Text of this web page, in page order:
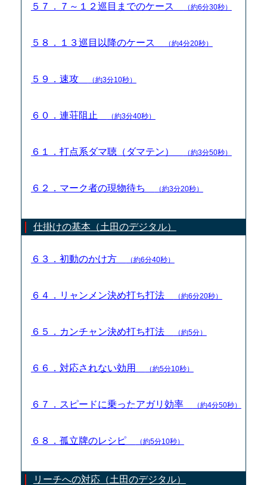
５７．７～１２巡目までのケース （約6分30秒）
５８．１３巡目以降のケース （約4分20秒）
５９．速攻 （約3分10秒）
６０．連荘阻止 （約3分40秒）
６１．打点系ダマ聴（ダマテン） （約3分50秒）
６２．マーク者の現物待ち （約3分20秒）
仕掛けの基本（土田のデジタル）
６３．初動のかけ方 （約6分40秒）
６４．リャンメン決め打ち打法 （約6分20秒）
６５．カンチャン決め打ち打法 （約5分）
６６．対応されない効用 （約5分10秒）
６７．スピードに乗ったアガリ効率 （約4分50秒）
６８．孤立牌のレシピ （約5分10秒）
リーチへの対応（土田のデジタル）